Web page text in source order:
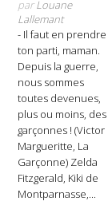
parLouane
Lallemant
- Il faut en prendre
ton parti, maman.
Depuis la guerre,
nous sommes
toutes devenues,
plus ou moins, des
garçonnes ! (Victor
Margueritte, La
Garçonne) Zelda
Fitzgerald, Kiki de
Montparnasse,...